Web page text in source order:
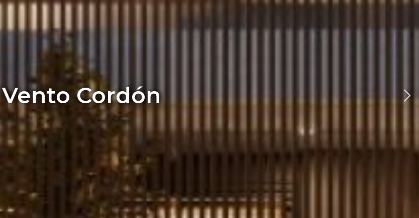
3 Dorm. Rambla de Pocitos
- Punta Carretas
Vento Cordón
- Local en Punta Carretas